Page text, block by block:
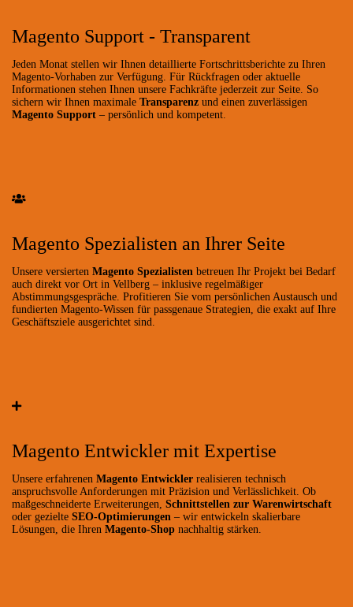
Magento Support - Transparent
Jeden Monat stellen wir Ihnen detaillierte Fortschrittsberichte zu Ihren
Magento-Vorhaben zur Verfügung. Für Rückfragen oder aktuelle
Informationen stehen Ihnen unsere Fachkräfte jederzeit zur Seite. So
sichern wir Ihnen maximale Transparenz und einen zuverlässigen
Magento Support – persönlich und kompetent.
Magento Spezialisten an Ihrer Seite
Unsere versierten Magento Spezialisten betreuen Ihr Projekt bei Bedarf
auch direkt vor Ort in Vellberg – inklusive regelmäßiger
Abstimmungsgespräche. Profitieren Sie vom persönlichen Austausch und
fundierten Magento-Wissen für passgenaue Strategien, die exakt auf Ihre
Geschäftsziele ausgerichtet sind.
Magento Entwickler mit Expertise
Unsere erfahrenen Magento Entwickler realisieren technisch
anspruchsvolle Anforderungen mit Präzision und Verlässlichkeit. Ob
maßgeschneiderte Erweiterungen, Schnittstellen zur Warenwirtschaft
oder gezielte SEO-Optimierungen – wir entwickeln skalierbare
Lösungen, die Ihren Magento-Shop nachhaltig stärken.